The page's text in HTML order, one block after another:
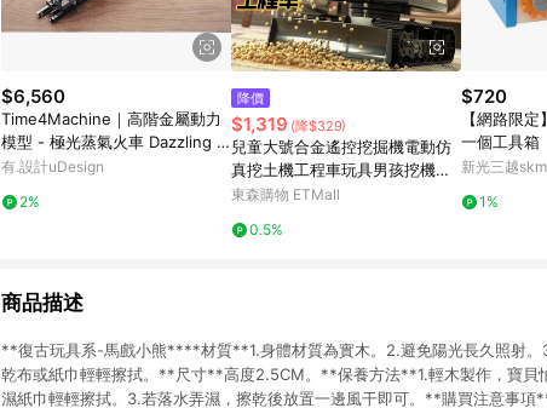
$6,560
Time4Machine｜高階金屬動力
模型 - 極光蒸氣火車 Dazzling S
teamliner
有.設計uDesign
2%
降價
$1,319 (降$329)
兒童大號合金遙控挖掘機電動仿
真挖土機工程車玩具男孩挖機推
土機
東森購物 ETMall
0.5%
$720
【網路限
一個工具箱
新光三越
1%
商品描述
**復古玩具系-馬戲小熊****材質**1.身體材質為實木。2.避免陽光長久照射。
乾布或紙巾輕輕擦拭。**尺寸**高度2.5CM。**保養方法**1.輕木製作，寶貝
濕紙巾輕輕擦拭。3.若落水弄濕，擦乾後放置一邊風干即可。**購買注意事項